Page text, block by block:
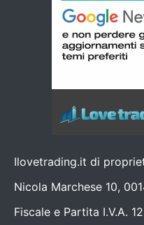
Ilovetrading.it di
Nicola Marchese 10,
Fiscale e Partita I.V.A.